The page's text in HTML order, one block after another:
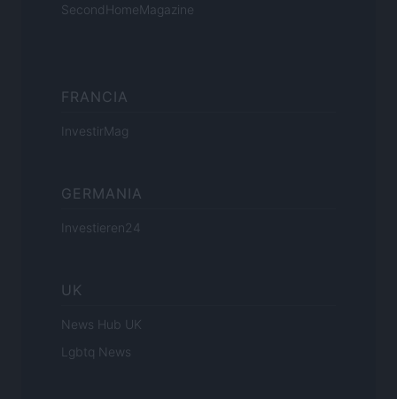
SecondHomeMagazine
FRANCIA
InvestirMag
GERMANIA
Investieren24
UK
News Hub UK
Lgbtq News